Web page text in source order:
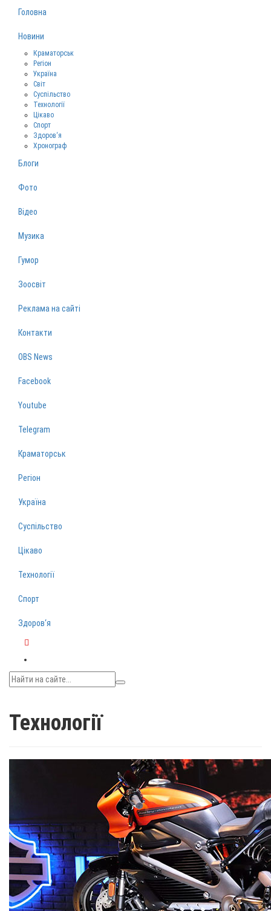
Головна
Новини
Краматорськ
Регіон
Україна
Світ
Суспільство
Технології
Цікаво
Спорт
Здоров‘я
Хронограф
Блоги
Фото
Відео
Музика
Гумор
Зоосвіт
Реклама на сайті
Контакти
OBS News
Facebook
Youtube
Telegram
Краматорськ
Регіон
Україна
Суспільство
Цікаво
Технології
Спорт
Здоров‘я
Технології